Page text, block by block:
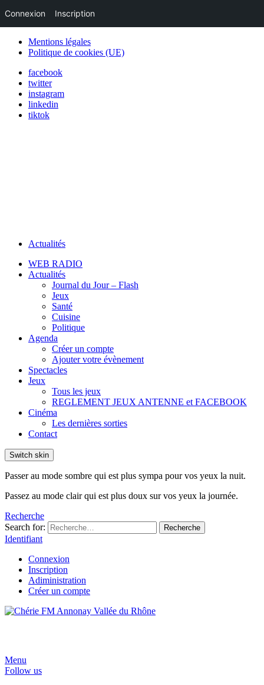
Mentions légales
Politique de cookies (UE)
facebook
twitter
instagram
linkedin
tiktok
Actualités
WEB RADIO
Actualités
Journal du Jour – Flash
Jeux
Santé
Cuisine
Politique
Agenda
Créer un compte
Ajouter votre évènement
Spectacles
Jeux
Tous les jeux
REGLEMENT JEUX ANTENNE et FACEBOOK
Cinéma
Les dernières sorties
Contact
Switch skin
Passer au mode sombre qui est plus sympa pour vos yeux la nuit.
Passez au mode clair qui est plus doux sur vos yeux la journée.
Recherche
Search for:
Recherche
Identifiant
Connexion
Inscription
Adiministration
Créer un compte
Menu
Follow us
Connexion Inscription